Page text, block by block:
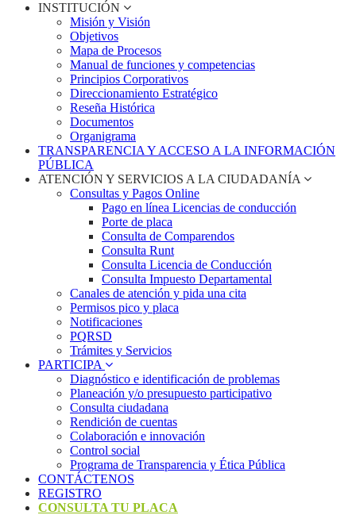
INSTITUCIÓN
Misión y Visión
Objetivos
Mapa de Procesos
Manual de funciones y competencias
Principios Corporativos
Direccionamiento Estratégico
Reseña Histórica
Documentos
Organigrama
TRANSPARENCIA Y ACCESO A LA INFORMACIÓN
PÚBLICA
ATENCIÓN Y SERVICIOS A LA CIUDADANÍA
Consultas y Pagos Online
Pago en línea Licencias de conducción
Porte de placa
Consulta de Comparendos
Consulta Runt
Consulta Licencia de Conducción
Consulta Impuesto Departamental
Canales de atención y pida una cita
Permisos pico y placa
Notificaciones
PQRSD
Trámites y Servicios
PARTICIPA
Diagnóstico e identificación de problemas
Planeación y/o presupuesto participativo​
Consulta ciudadana
Rendición de cuentas
Colaboración e innovación
Control social
Programa de Transparencia y Ética Pública
CONTÁCTENOS
REGISTRO
CONSULTA TU PLACA